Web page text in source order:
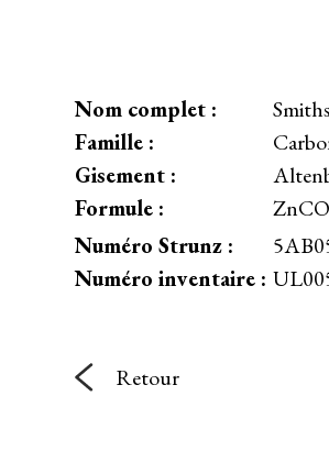
Nom complet :
Famille :
Gisement :
Formule :
ZnCO
Numéro Strunz :
Numéro inventaire :
Retour